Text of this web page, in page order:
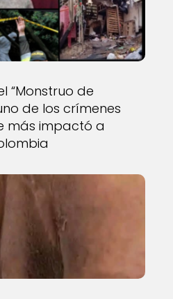
“Monstruo de
de los crímenes
más impactó a